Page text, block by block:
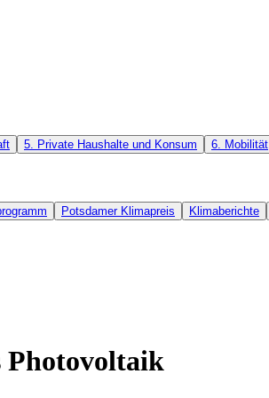
5. Private Haushalte und Konsum 6. Mobilität
Potsdamer Klimapreis Klimaberichte
Photovoltaik